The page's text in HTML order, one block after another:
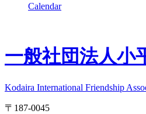
Calendar
一般社団法人小
Kodaira International Friendship
〒187-0045